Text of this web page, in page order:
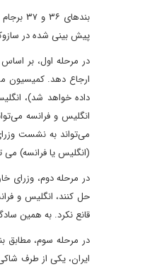
پیش بینی شده در سازوکار بندهای ۳۶ و
می‌تواند به نشست
(انگلیس یا فرانسه) می
حل کنند، انگلیس و
قانع نکرد. به همین